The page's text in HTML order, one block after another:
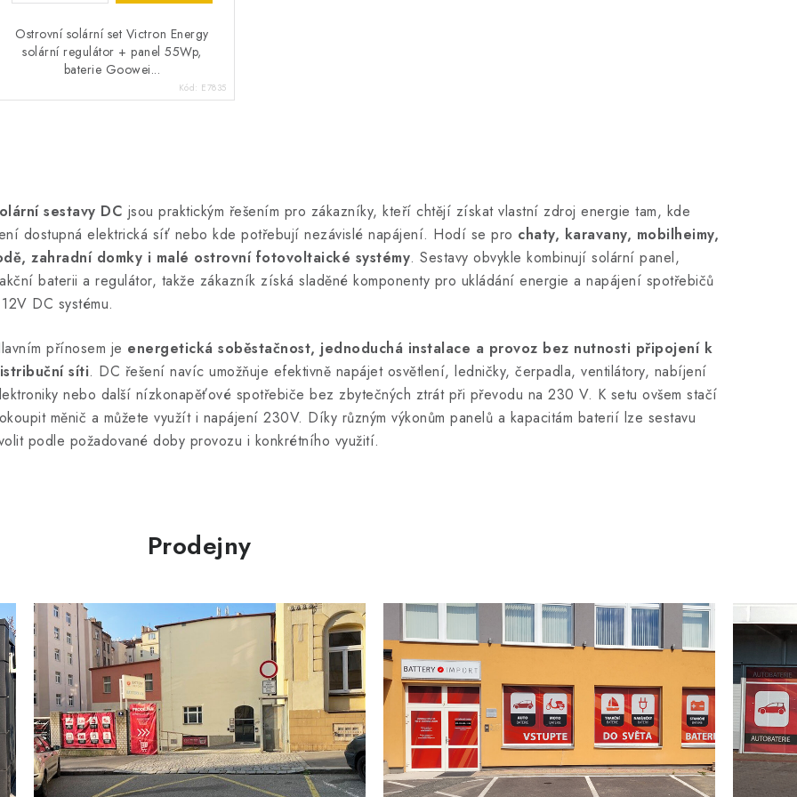
Ostrovní solární set Victron Energy
solární regulátor + panel 55Wp,
baterie Goowei...
Kód: E7835
sestavy DC jsou praktickým řešením pro zákazníky, kteří chtějí získat vlastní zdroj energie tam, kde
dostupná elektrická síť nebo kde potřebují nezávislé napájení. Hodí se pro chaty, karavany, mobilheimy,
zahradní domky i malé ostrovní fotovoltaické systémy. Sestavy obvykle kombinují solární panel,
baterii a regulátor, takže zákazník získá sladěné komponenty pro ukládání energie a napájení spotřebičů
DC systému.
přínosem je energetická soběstačnost, jednoduchá instalace a provoz bez nutnosti připojení k
síti. DC řešení navíc umožňuje efektivně napájet osvětlení, ledničky, čerpadla, ventilátory, nabíjení
nebo další nízkonapěťové spotřebiče bez zbytečných ztrát při převodu na 230 V. K setu ovšem stačí
měnič a můžete využít i napájení 230V. Díky různým výkonům panelů a kapacitám baterií lze sestavu
podle požadované doby provozu i konkrétního využití.
Prodejny